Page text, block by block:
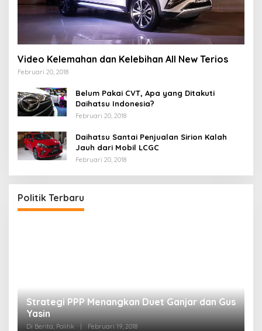
Video Kelemahan dan Kelebihan All New Terios
Februari 20, 2018
Belum Pakai CVT, Apa yang Ditakuti
Daihatsu Indonesia?
Februari 20, 2018
Daihatsu Santai Penjualan Sirion Kalah
Jauh dari Mobil LCGC
Februari 20, 2018
Politik Terbaru
Strategi PPP Menangkan Duet Ganjar dan Gus
Yasin
Di Berita, Politik | Februari 19, 2018